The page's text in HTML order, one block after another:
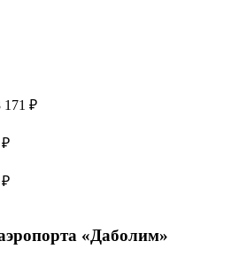
171 ₽
₽
₽
«Даболим»